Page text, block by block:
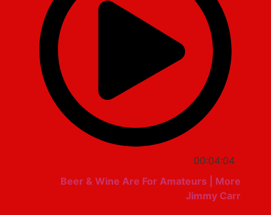
00:04:04
Beer & Wine Are For Amateurs | More
Jimmy Carr